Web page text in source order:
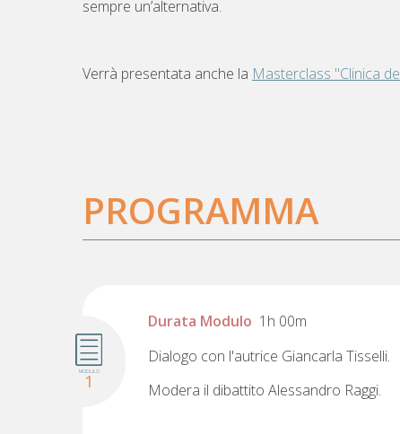
sempre un’alternativa.
Verrà presentata anche la Masterclass "Clinica
PROGRAMMA
MODULO
1
Durata Modulo 1h 00m
Dialogo con l'autrice Giancarla Tisselli.
Modera il dibattito Alessandro Raggi.